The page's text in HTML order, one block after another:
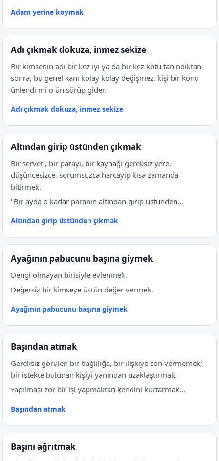
Adam yerine koymak
Adı çıkmak dokuza, inmez sekize
Bir kimsenin adı bir kez iyi ya da bir kez kötü tanındıktan
sonra, bu genel kanı kolay kolay değişmez, kişi bir konu
ünlendi mi o ün sürüp gider.
Adı çıkmak dokuza, inmez sekize
Altından girip üstünden çıkmak
Bir serveti, bir parayı, bir kaynağı gereksiz yere,
düşüncesizce, sorumsuzca harcayıp kısa zamanda
bitirmek.
"Bir ayda o kadar paranın altından girip üstünden...
Altından girip üstünden çıkmak
Ayağının pabucunu başına giymek
Dengi olmayan birisiyle evlenmek.
Değersiz bir kimseye üstün değer vermek.
Ayağının pabucunu başına giymek
Başından atmak
Gereksiz görülen bir bağlılığa, bir ilişkiye son vermemek;
bir istekte bulunan kişiyi yanından uzaklaştırmak.
Yapılması zor bir işi yapmaktan kendini kurtarmak...
Başından atmak
Başını ağrıtmak